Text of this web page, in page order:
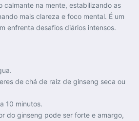
calmante na mente, estabilizando as
mais clareza e foco mental. É um
enfrenta desafios diários intensos.
de chá de raiz de ginseng seca ou
10 minutos.
do ginseng pode ser forte e amargo,